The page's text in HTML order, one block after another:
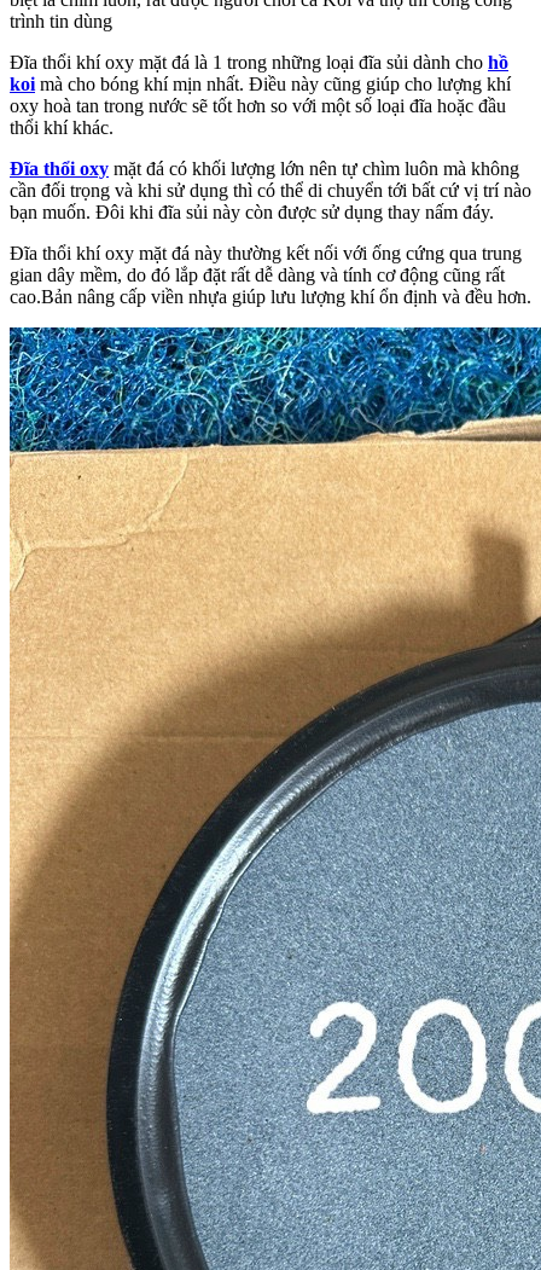
trình tin dùng
Đĩa thổi khí oxy mặt đá là 1 trong những loại đĩa sủi dành cho hồ
koi mà cho bóng khí mịn nhất. Điều này cũng giúp cho lượng khí
oxy hoà tan trong nước sẽ tốt hơn so với một số loại đĩa hoặc đầu
thổi khí khác.
Đĩa thổi oxy mặt đá có khối lượng lớn nên tự chìm luôn mà không
cần đối trọng và khi sử dụng thì có thể di chuyển tới bất cứ vị trí nào
bạn muốn. Đôi khi đĩa sủi này còn được sử dụng thay nấm đáy.
Đĩa thổi khí oxy mặt đá này thường kết nối với ống cứng qua trung
gian dây mềm, do đó lắp đặt rất dễ dàng và tính cơ động cũng rất
cao.Bản nâng cấp viền nhựa giúp lưu lượng khí ổn định và đều hơn.